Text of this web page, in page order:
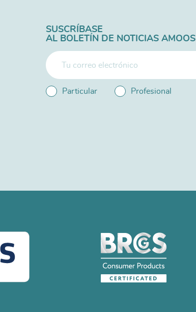
SUSCRÍBASE
AL BOLETÍN DE NOTICIAS AMOOS
Particular Profesional